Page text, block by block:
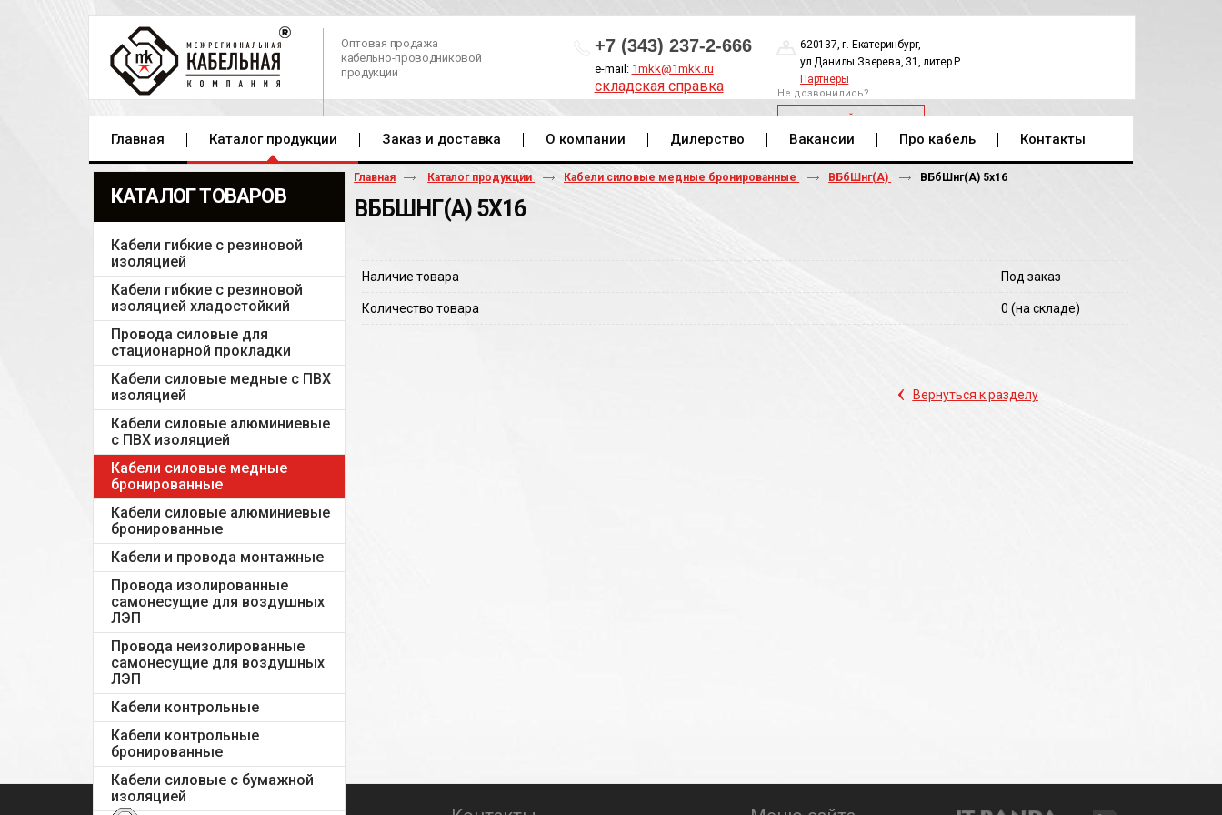
Оптовая продажа
кабельно-проводниковой
продукции
+7 (343) 237-2-666
e-mail: 1mkk@1mkk.ru
складская справка
620137, г. Екатеринбург,
ул.Данилы Зверева, 31, литер Р
Партнеры
Не дозвонились?
ОБРАТНЫЙ ЗВОНОК
Главная Каталог продукции Заказ и доставка О компании Дилерство Вакансии Про кабель Контакты
КАТАЛОГ ТОВАРОВ
Кабели гибкие с резиновой
изоляцией
Кабели гибкие с резиновой
изоляцией хладостойкий
Провода силовые для
стационарной прокладки
Кабели силовые медные с ПВХ
изоляцией
Кабели силовые алюминиевые
с ПВХ изоляцией
Кабели силовые медные
бронированные
Кабели силовые алюминиевые
бронированные
Кабели и провода монтажные
Провода изолированные
самонесущие для воздушных
ЛЭП
Провода неизолированные
самонесущие для воздушных
ЛЭП
Кабели контрольные
Кабели контрольные
бронированные
Кабели силовые с бумажной
изоляцией
Главная Каталог продукции Кабели силовые медные бронированные ВБбШнг(А) ВБбШнг(A) 5х16
ВББШНГ(A) 5Х16
Наличие товара Под заказ
Количество товара 0 (на складе)
‹ Вернуться к разделу